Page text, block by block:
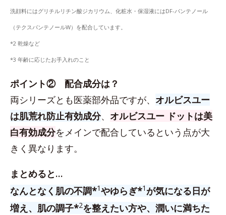
洗顔料にはグリチルリチン酸ジカリウム、化粧水・保湿液にはDF-パンテノール
（テクスパンテノールW）を配合しています。
*2 乾燥など
*3 年齢に応じたお手入れのこと
ポイント② 配合成分は？
両シリーズとも医薬部外品ですが、 オルビスユー
は肌荒れ防止有効成分、 オルビスユー ドットは美
白有効成分をメインで配合しているという点が大
きく異なります。
まとめると…
なんとなく肌の不調*1やゆらぎ*1 が気になる日が
増え、肌の調子*2を整えたい方や、潤いに満ちた